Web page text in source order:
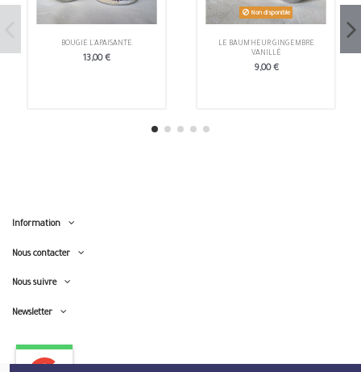
BOUGIE L'APAISANTE
13,00 €
Non disponible
LE BAUM'HEUR GINGEMBRE
VANILLÉ
9,00 €
Information
Nous contacter
Nous suivre
Newsletter